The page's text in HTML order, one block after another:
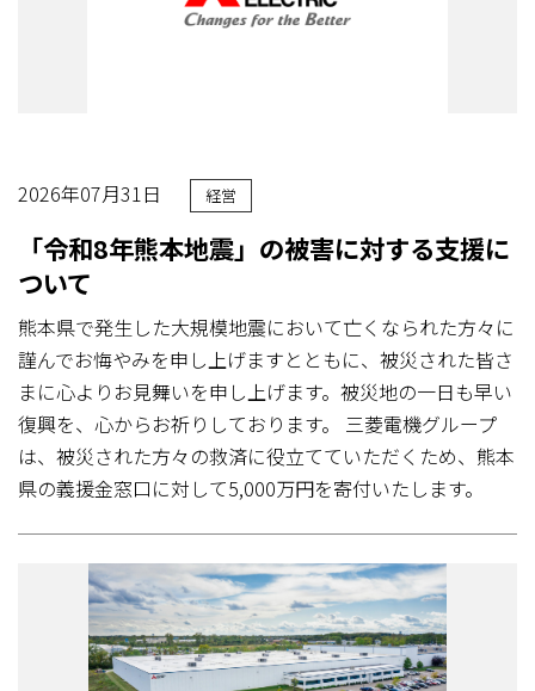
2026年07月31日 経営
「令和8年熊本地震」の被害に対する支援に
ついて
熊本県で発生した大規模地震において亡くなられた方々に
謹んでお悔やみを申し上げますとともに、被災された皆さ
まに心よりお見舞いを申し上げます。被災地の一日も早い
復興を、心からお祈りしております。 三菱電機グループ
は、被災された方々の救済に役立てていただくため、熊本
県の義援金窓口に対して5,000万円を寄付いたします。